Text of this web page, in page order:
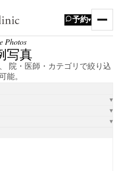
予約▾
Photos
写真
院・医師・カテゴリで絞り込
能。